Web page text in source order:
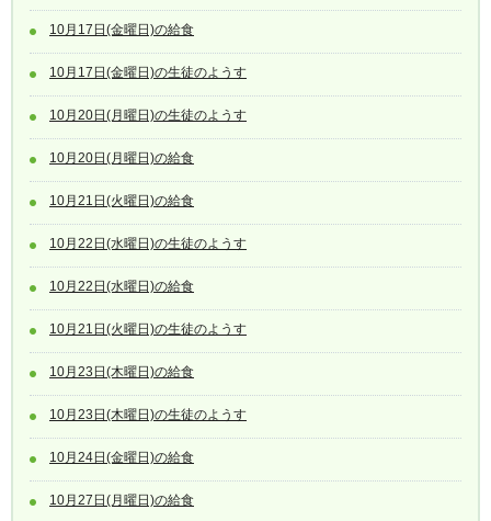
10月17日(金曜日)の給食
10月17日(金曜日)の生徒のようす
10月20日(月曜日)の生徒のようす
10月20日(月曜日)の給食
10月21日(火曜日)の給食
10月22日(水曜日)の生徒のようす
10月22日(水曜日)の給食
10月21日(火曜日)の生徒のようす
10月23日(木曜日)の給食
10月23日(木曜日)の生徒のようす
10月24日(金曜日)の給食
10月27日(月曜日)の給食